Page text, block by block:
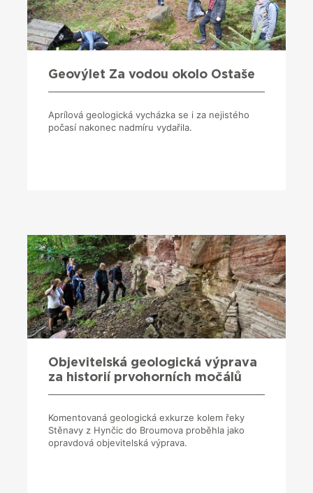
Geovýlet Za vodou okolo Ostaše
Aprílová geologická vycházka se i za nejistého
počasí nakonec nadmíru vydařila.
Objevitelská geologická výprava
za historií prvohorních močálů
Komentovaná geologická exkurze kolem řeky
Stěnavy z Hynčic do Broumova proběhla jako
opravdová objevitelská výprava.